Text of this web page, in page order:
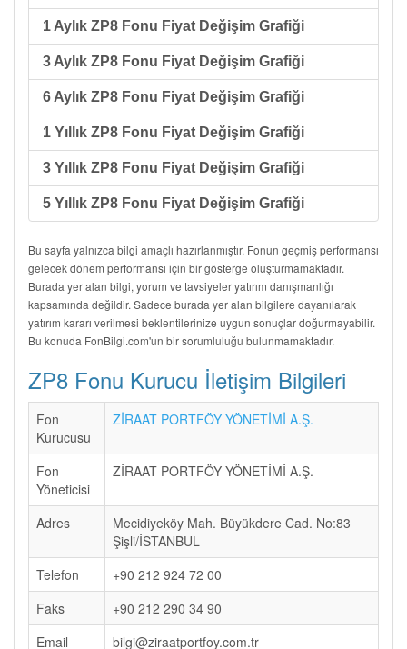
1 Aylık ZP8 Fonu Fiyat Değişim Grafiği
3 Aylık ZP8 Fonu Fiyat Değişim Grafiği
6 Aylık ZP8 Fonu Fiyat Değişim Grafiği
1 Yıllık ZP8 Fonu Fiyat Değişim Grafiği
3 Yıllık ZP8 Fonu Fiyat Değişim Grafiği
5 Yıllık ZP8 Fonu Fiyat Değişim Grafiği
Bu sayfa yalnızca bilgi amaçlı hazırlanmıştır. Fonun geçmiş performansı
gelecek dönem performansı için bir gösterge oluşturmamaktadır.
Burada yer alan bilgi, yorum ve tavsiyeler yatırım danışmanlığı
kapsamında değildir. Sadece burada yer alan bilgilere dayanılarak
yatırım kararı verilmesi beklentilerinize uygun sonuçlar doğurmayabilir.
Bu konuda FonBilgi.com'un bir sorumluluğu bulunmamaktadır.
ZP8 Fonu Kurucu İletişim Bilgileri
Fon
Kurucusu
ZİRAAT PORTFÖY YÖNETİMİ A.Ş.
Fon
Yöneticisi
ZİRAAT PORTFÖY YÖNETİMİ A.Ş.
Adres
Mecidiyeköy Mah. Büyükdere Cad. No:83
Şişli/İSTANBUL
Telefon
+90 212 924 72 00
Faks
+90 212 290 34 90
Email
bilgi@ziraatportfoy.com.tr